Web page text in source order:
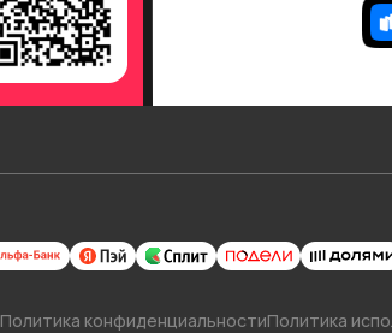
Политика конфиденциальностиПолитика